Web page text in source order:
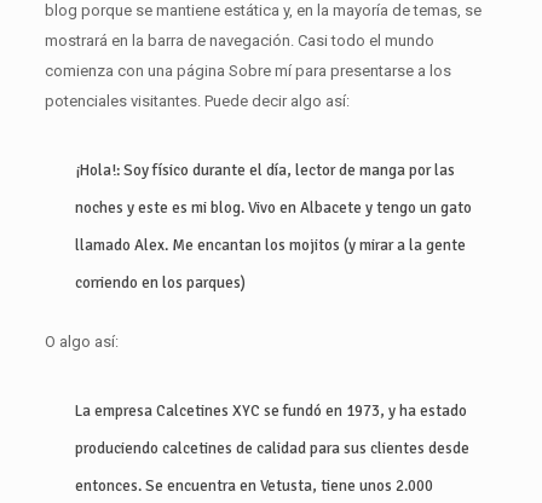
blog porque se mantiene estática y, en la mayoría de temas, se
mostrará en la barra de navegación. Casi todo el mundo
comienza con una página Sobre mí para presentarse a los
potenciales visitantes. Puede decir algo así:
¡Hola!: Soy físico durante el día, lector de manga por las
noches y este es mi blog. Vivo en Albacete y tengo un gato
llamado Alex. Me encantan los mojitos (y mirar a la gente
corriendo en los parques)
O algo así:
La empresa Calcetines XYC se fundó en 1973, y ha estado
produciendo calcetines de calidad para sus clientes desde
entonces. Se encuentra en Vetusta, tiene unos 2.000